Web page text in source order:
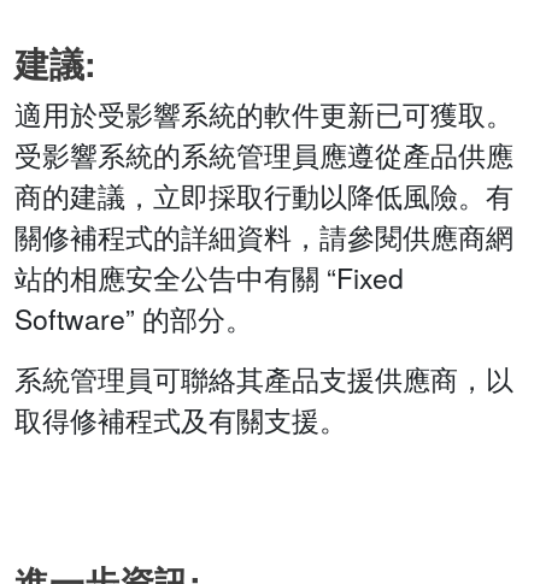
建議:
適用於受影響系統的軟件更新已可獲取。
受影響系統的系統管理員應遵從產品供應
商的建議，立即採取行動以降低風險。有
關修補程式的詳細資料，請參閱供應商網
站的相應安全公告中有關 “Fixed
Software” 的部分。
系統管理員可聯絡其產品支援供應商，以
取得修補程式及有關支援。